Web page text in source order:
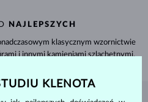
NAJLEPSZYCH
klasycznym wzornictwie
i innymi kamieniami szlachetnymi.
KLENOTA